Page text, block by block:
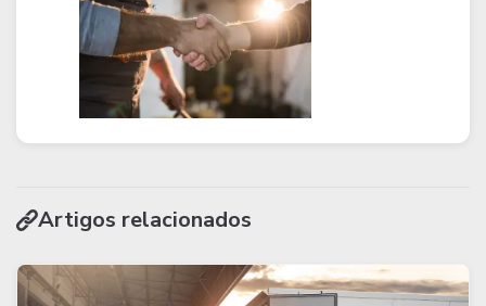
Artigos relacionados